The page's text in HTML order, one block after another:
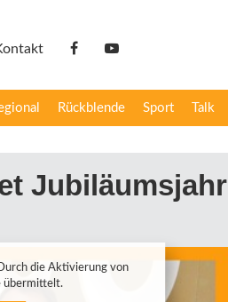
facebookYouTube
Rückblende Sport Talk
Jubiläumsjahr
die Aktivierung von
übermittelt.